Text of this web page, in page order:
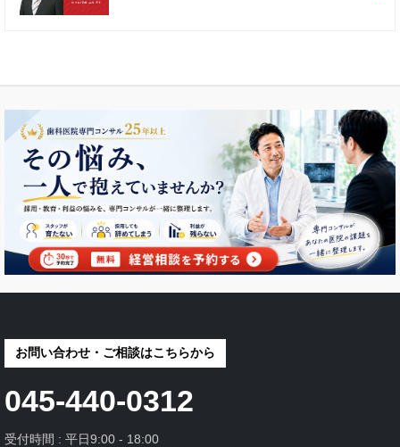
お問い合わせ・ご相談はこちらから
045-440-0312
受付時間 : 平日9:00 - 18:00